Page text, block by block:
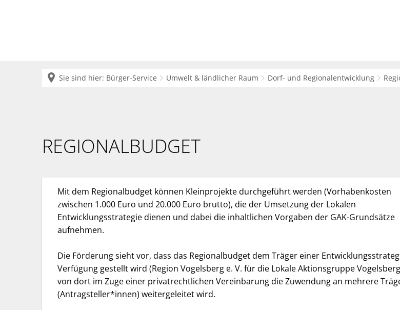
Sie sind hier: Bürger-Service Umwelt & ländlicher Raum Dorf- und Regionalentwicklung
REGIONALBUDGET
Mit dem Regionalbudget können Kleinprojekte durchgeführt werden (Vorhabenkosten
zwischen 1.000 Euro und 20.000 Euro brutto), die der Umsetzung der Lokalen
Entwicklungsstrategie dienen und dabei die inhaltlichen Vorgaben der GAK-Grundsätze
aufnehmen.
Die Förderung sieht vor, dass das Regionalbudget dem Träger einer
Verfügung gestellt wird (Region Vogelsberg e. V. für die Lokale Aktionsgruppe
von dort im Zuge einer privatrechtlichen Vereinbarung die Zuwendung an mehrere
(Antragsteller*innen) weitergeleitet wird.